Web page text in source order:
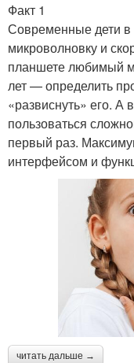
Факт 1
Современные дети в
микроволновку и
планшете любимый
лет — определить
«развиснуть» его. А
пользоваться
первый раз.
интерфейсом и
читать дальше →